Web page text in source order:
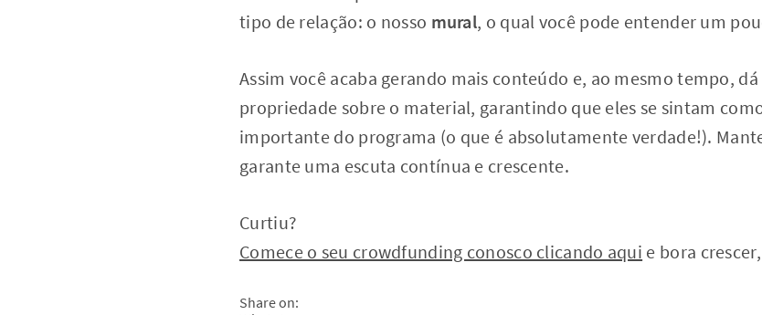
tipo de relação: o nosso mural, o qual você pode entender um
Assim você acaba gerando mais conteúdo e, ao mesmo tempo,
propriedade sobre o material, garantindo que eles se sintam
importante do programa (o que é absolutamente verdade!).
garante uma escuta contínua e crescente.
Curtiu?
Comece o seu crowdfunding conosco clicando aqui e bora
Share on: